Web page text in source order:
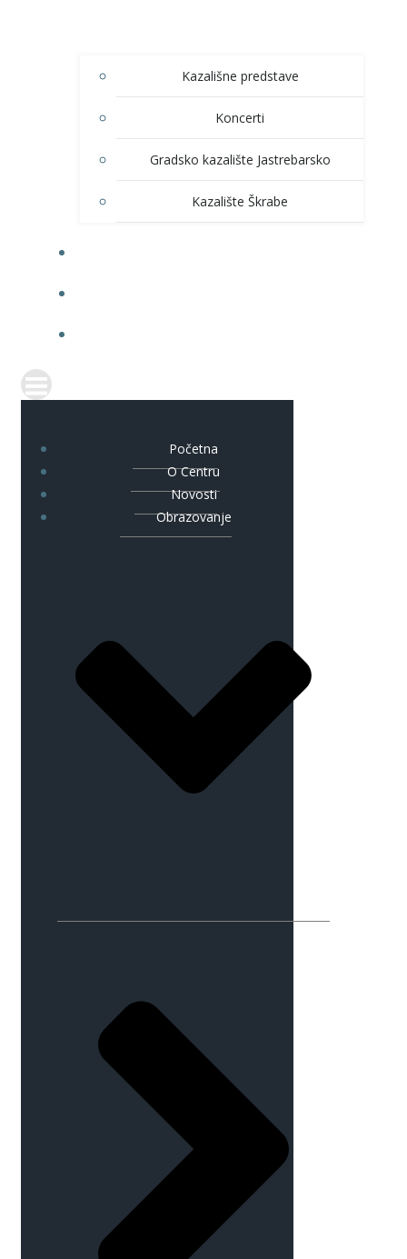
Kazališne predstave
Koncerti
Gradsko kazalište Jastrebarsko
Kazalište Škrabe
Početna
O Centru
Novosti
Obrazovanje